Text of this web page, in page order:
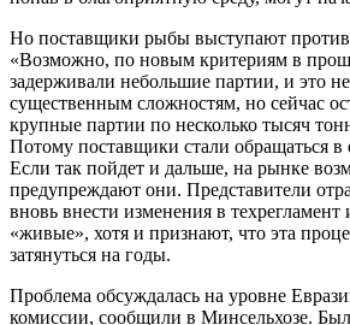
Но поставщики рыбы выступают
«Возможно, по новым критериям в
задерживали небольшие партии, и это
существенным сложностям, но сейчас
крупные партии по несколько тысяч
Потому поставщики стали обращаться в
Если так пойдет и дальше, на рынке
предупреждают они. Представители
вновь внести изменения в техрегламент
«живые», хотя и признают, что эта
затянуться на годы.
Проблема обсуждалась на уровне
комиссии, сообщили в Минсельхозе.